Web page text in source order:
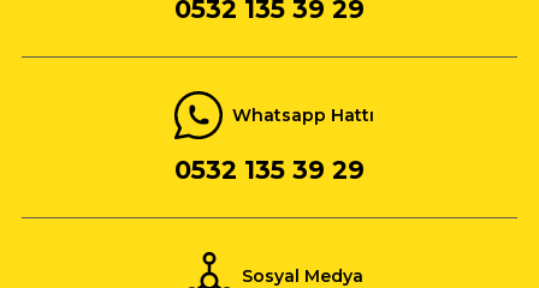
0532 135 39 29
Whatsapp Hattı
0532 135 39 29
Sosyal Medya